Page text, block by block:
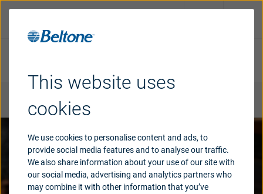
This website uses
cookies
We use cookies to personalise content and ads, to
provide social media features and to analyse our traffic.
We also share information about your use of our site with
our social media, advertising and analytics partners who
may combine it with other information that you’ve
słuchowe
DlaczegoBeltone
Polski